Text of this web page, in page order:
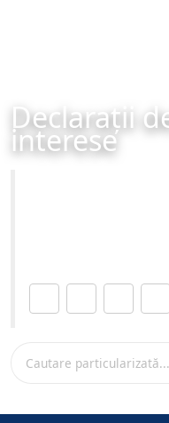
Declarații
interese